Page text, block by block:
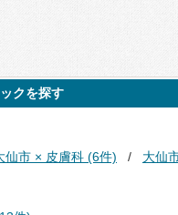
クを探す
仙市 × 皮膚科 (6件) 大仙